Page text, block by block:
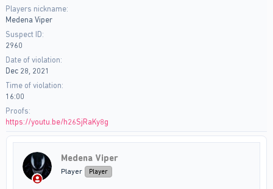
a
r
e
Players nickname
Medena Viper
Suspect ID
2960
Date of violation
Dec 28, 2021
Time of violation
16:00
Proofs
https://youtu.be/h26SjRaKy8g
Medena Viper
Player Player